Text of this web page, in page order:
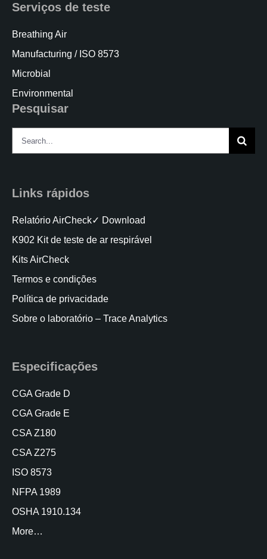
Serviços de teste
Breathing Air
Manufacturing / ISO 8573
Microbial
Environmental
Pesquisar
Search
for:
Links rápidos
Relatório AirCheck✓ Download
K902 Kit de teste de ar respirável
Kits AirCheck
Termos e condições
Política de privacidade
Sobre o laboratório – Trace Analytics
Especificações
CGA Grade D
CGA Grade E
CSA Z180
CSA Z275
ISO 8573
NFPA 1989
OSHA 1910.134
More…